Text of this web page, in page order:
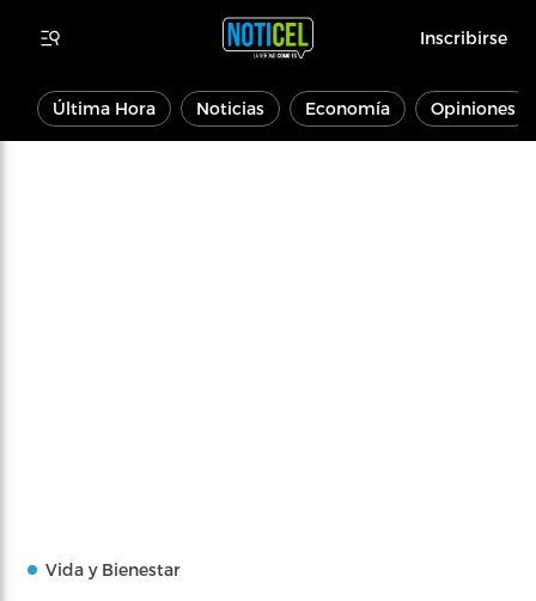
Inscribirse
Última Hora Noticias Economía Opiniones
Vida y Bienestar